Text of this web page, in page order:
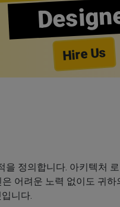
Hire Us
정의합니다. 아키텍처
어려운 노력 없이도 귀
니다.